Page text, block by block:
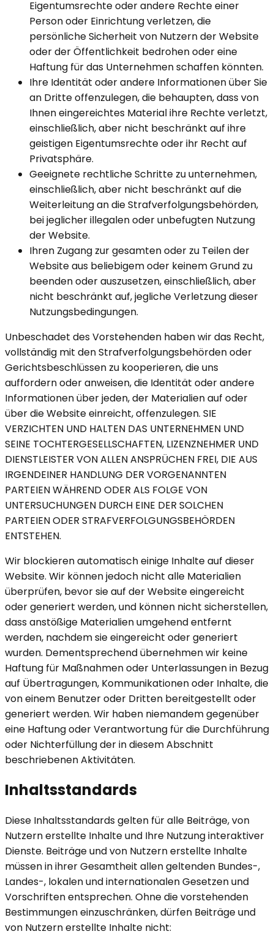
Eigentumsrechte oder andere Rechte einer
Person oder Einrichtung verletzen, die
persönliche Sicherheit von Nutzern der Website
oder der Öffentlichkeit bedrohen oder eine
Haftung für das Unternehmen schaffen könnten.
Ihre Identität oder andere Informationen über Sie
an Dritte offenzulegen, die behaupten, dass von
Ihnen eingereichtes Material ihre Rechte verletzt,
einschließlich, aber nicht beschränkt auf ihre
geistigen Eigentumsrechte oder ihr Recht auf
Privatsphäre.
Geeignete rechtliche Schritte zu unternehmen,
einschließlich, aber nicht beschränkt auf die
Weiterleitung an die Strafverfolgungsbehörden,
bei jeglicher illegalen oder unbefugten Nutzung
der Website.
Ihren Zugang zur gesamten oder zu Teilen der
Website aus beliebigem oder keinem Grund zu
beenden oder auszusetzen, einschließlich, aber
nicht beschränkt auf, jegliche Verletzung dieser
Nutzungsbedingungen.
Unbeschadet des Vorstehenden haben wir das Recht,
vollständig mit den Strafverfolgungsbehörden oder
Gerichtsbeschlüssen zu kooperieren, die uns
auffordern oder anweisen, die Identität oder andere
Informationen über jeden, der Materialien auf oder
über die Website einreicht, offenzulegen. SIE
VERZICHTEN UND HALTEN DAS UNTERNEHMEN UND
SEINE TOCHTERGESELLSCHAFTEN, LIZENZNEHMER UND
DIENSTLEISTER VON ALLEN ANSPRÜCHEN FREI, DIE AUS
IRGENDEINER HANDLUNG DER VORGENANNTEN
PARTEIEN WÄHREND ODER ALS FOLGE VON
UNTERSUCHUNGEN DURCH EINE DER SOLCHEN
PARTEIEN ODER STRAFVERFOLGUNGSBEHÖRDEN
ENTSTEHEN.
Wir blockieren automatisch einige Inhalte auf dieser
Website. Wir können jedoch nicht alle Materialien
überprüfen, bevor sie auf der Website eingereicht
oder generiert werden, und können nicht sicherstellen,
dass anstößige Materialien umgehend entfernt
werden, nachdem sie eingereicht oder generiert
wurden. Dementsprechend übernehmen wir keine
Haftung für Maßnahmen oder Unterlassungen in Bezug
auf Übertragungen, Kommunikationen oder Inhalte, die
von einem Benutzer oder Dritten bereitgestellt oder
generiert werden. Wir haben niemandem gegenüber
eine Haftung oder Verantwortung für die Durchführung
oder Nichterfüllung der in diesem Abschnitt
beschriebenen Aktivitäten.
Inhaltsstandards
Diese Inhaltsstandards gelten für alle Beiträge, von
Nutzern erstellte Inhalte und Ihre Nutzung interaktiver
Dienste. Beiträge und von Nutzern erstellte Inhalte
müssen in ihrer Gesamtheit allen geltenden Bundes-,
Landes-, lokalen und internationalen Gesetzen und
Vorschriften entsprechen. Ohne die vorstehenden
Bestimmungen einzuschränken, dürfen Beiträge und
von Nutzern erstellte Inhalte nicht: